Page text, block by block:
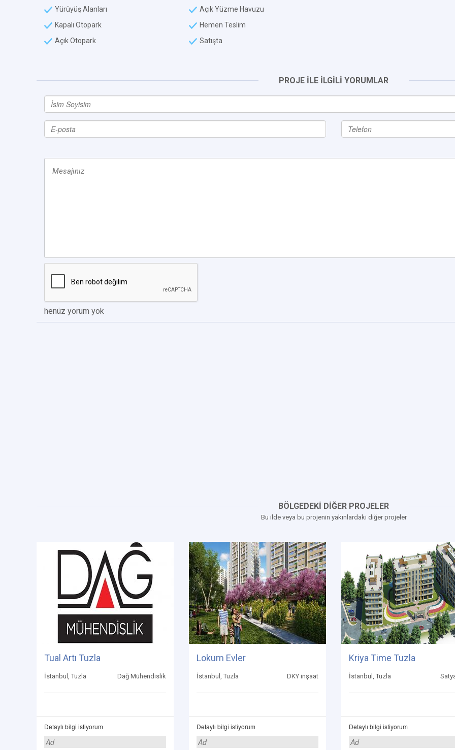
Yürüyüş Alanları
Açık Yüzme Havuzu
Kapalı Otopark
Hemen Teslim
Açık Otopark
Satışta
PROJE İLE İLGİLİ YORUMLAR
henüz yorum yok
BÖLGEDEKİ DİĞER PROJELER
Bu ilde veya bu projenin yakınlardaki diğer projeler
Tual Artı Tuzla
İstanbul, Tuzla Dağ Mühendislik
Detaylı bilgi istiyorum
Lokum Evler
İstanbul, Tuzla DKY inşaat
Detaylı bilgi istiyorum
Kriya Time Tuzla
İstanbul, Tuzla
Detaylı bilgi istiyorum